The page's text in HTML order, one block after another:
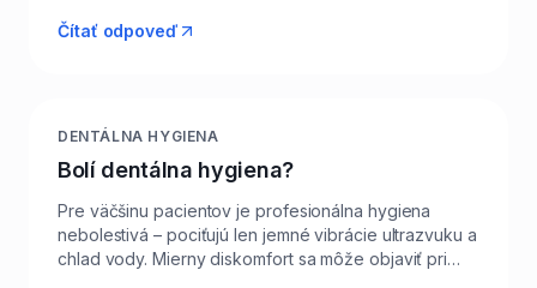
nedostane. Šetrne odstráni škvrny od kávy, čaju, vína
dentálnej hygiene. Vhodný je aj na čistenie okolo
obzvlášť dôležitá šetrnosť. Po AirFlow často pacienti
vidia zuby o pol odtieňa svetlejšie už po prvej
návšteve.
Čítať odpoveď
DENTÁLNA HYGIENA
Bolí dentálna hygiena?
Pre väčšinu pacientov je profesionálna hygiena
nebolestivá – pociťujú len jemné vibrácie ultrazvuku a
chlad vody. Mierny diskomfort sa môže objaviť pri